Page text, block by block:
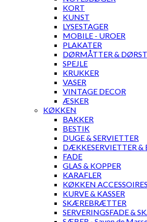
KORT
KUNST
LYSESTAGER
MOBILE - UROER
PLAKATER
DØRMÅTTER &
SPEJLE
KRUKKER
VASER
VINTAGE DECOR
ÆSKER
KØKKEN
BAKKER
BESTIK
DUGE & SERVIETTER
DÆKKESERVIETTER &
FADE
GLAS & KOPPER
KARAFLER
KØKKEN ACCESSOIRES
KURVE & KASSER
SKÆREBRÆTTER
SERVERINGSFADE &